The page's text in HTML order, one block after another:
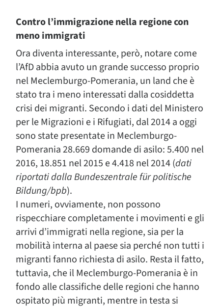
Contro l’immigrazione nella regione con
meno immigrati
Ora diventa interessante, però, notare come
l’AfD abbia avuto un grande successo proprio
nel Meclemburgo-Pomerania, un land che è
stato tra i meno interessati dalla cosiddetta
crisi dei migranti. Secondo i dati del Ministero
per le Migrazioni e i Rifugiati, dal 2014 a oggi
sono state presentate in Meclemburgo-
Pomerania 28.669 domande di asilo: 5.400 nel
2016, 18.851 nel 2015 e 4.418 nel 2014 (dati
riportati dalla Bundeszentrale für politische
Bildung/bpb).
I numeri, ovviamente, non possono
rispecchiare completamente i movimenti e gli
arrivi d’immigrati nella regione, sia per la
mobilità interna al paese sia perché non tutti i
migranti fanno richiesta di asilo. Resta il fatto,
tuttavia, che il Meclemburgo-Pomerania è in
fondo alle classifiche delle regioni che hanno
ospitato più migranti, mentre in testa si